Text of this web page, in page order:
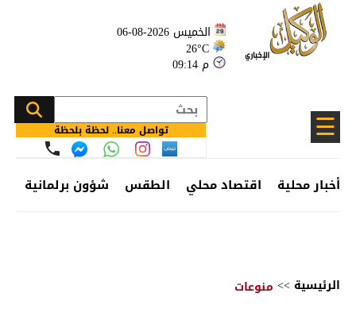
الخميس 2026-08-06
26°C
09:14 م
☰ تواصل معنا.. لحظة بلحظة
أخبار محلية اقتصاد محلي الطقس شؤون برلمانية
الرئيسية >> منوعات